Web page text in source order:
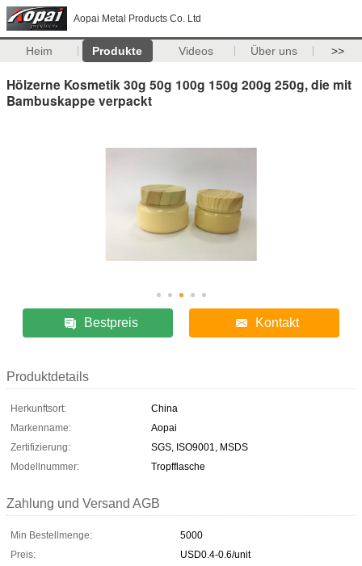
Aopai Metal Products Co. Ltd
Heim Produkte Videos Über uns >>
Hölzerne Kosmetik 30g 50g 100g 150g 200g 250g, die mit
Bambuskappe verpackt
Bestpreis Kontakt
Produktdetails
Herkunftsort:
China
Markenname:
Aopai
Zertifizierung:
SGS, ISO9001, MSDS
Modellnummer:
Tropfflasche
Zahlung und Versand AGB
Min Bestellmenge:
5000
Preis:
USD0.4-0.6/unit